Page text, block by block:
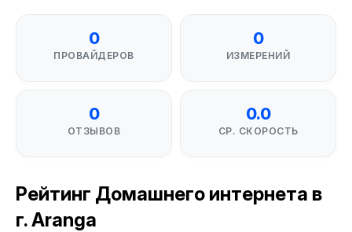
0
ПРОВАЙДЕРОВ
0
ИЗМЕРЕНИЙ
0
ОТЗЫВОВ
0.0
СР. СКОРОСТЬ
Рейтинг Домашнего интернета в
г. Aranga